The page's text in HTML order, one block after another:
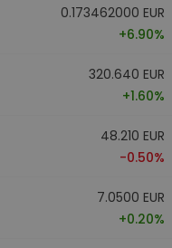
0.173462000 EUR
+6.90%
320.640 EUR
+1.60%
48.210 EUR
-0.50%
7.0500 EUR
+0.20%